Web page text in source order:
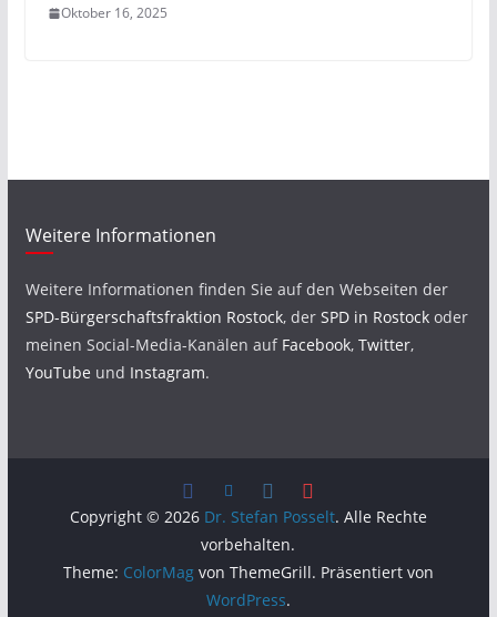
Oktober 16, 2025
Weitere Informationen
Weitere Informationen finden Sie auf den Webseiten der
SPD-Bürgerschaftsfraktion Rostock, der SPD in Rostockoder
meinen Social-Media-Kanälen auf Facebook, Twitter,
YouTube und Instagram.
Copyright © 2026 Dr. Stefan Posselt. Alle Rechte
vorbehalten.
Theme: ColorMagvon ThemeGrill. Präsentiert von
WordPress.